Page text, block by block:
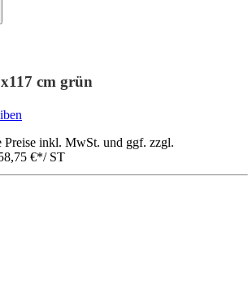
cm grün
inkl. MwSt. und ggf. zzgl.
€*/ ST